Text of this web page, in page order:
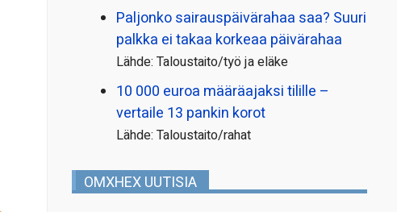
Paljonko sairauspäivä­rahaa saa? Suuri
palkka ei takaa korkeaa päivärahaa
Lähde: Taloustaito/työ ja eläke
10 000 euroa määräajaksi tilille –
vertaile 13 pankin korot
Lähde: Taloustaito/rahat
OMXHEX UUTISIA